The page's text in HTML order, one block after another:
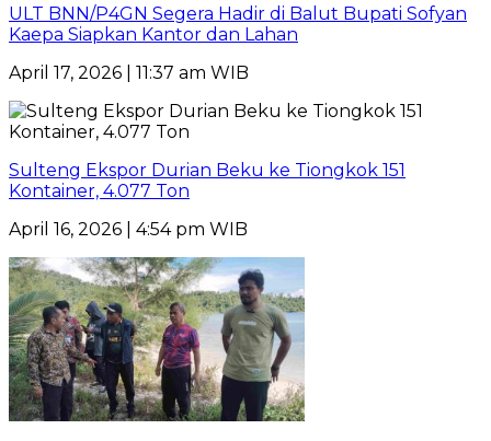
ULT BNN/P4GN Segera Hadir di Balut Bupati Sofyan
Kaepa Siapkan Kantor dan Lahan
April 17, 2026 | 11:37 am WIB
Sulteng Ekspor Durian Beku ke Tiongkok 151
Kontainer, 4.077 Ton
April 16, 2026 | 4:54 pm WIB